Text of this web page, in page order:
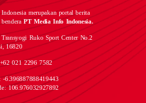
Indonesia merupakan portal berita
benderaPT Media Info Indonesia.
Ruko Sport Center No.2
16820
021 2296 7582
-6.396887888419443
106.976032927892